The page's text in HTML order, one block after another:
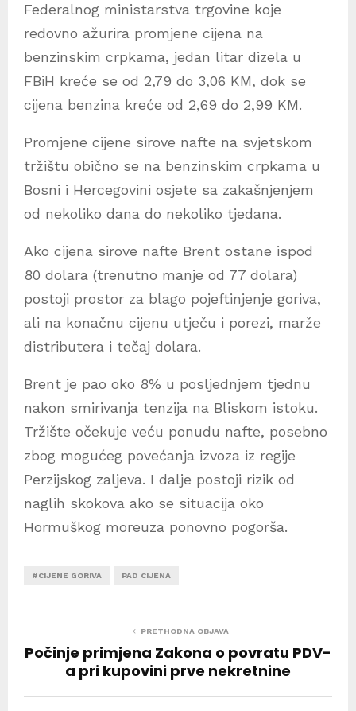
Federalnog ministarstva trgovine koje
redovno ažurira promjene cijena na
benzinskim crpkama, jedan litar dizela u
FBiH kreće se od 2,79 do 3,06 KM, dok se
cijena benzina kreće od 2,69 do 2,99 KM.
Promjene cijene sirove nafte na svjetskom
tržištu obično se na benzinskim crpkama u
Bosni i Hercegovini osjete sa zakašnjenjem
od nekoliko dana do nekoliko tjedana.
Ako cijena sirove nafte Brent ostane ispod
80 dolara (trenutno manje od 77 dolara)
postoji prostor za blago pojeftinjenje goriva,
ali na konačnu cijenu utječu i porezi, marže
distributera i tečaj dolara.
Brent je pao oko 8% u posljednjem tjednu
nakon smirivanja tenzija na Bliskom istoku.
Tržište očekuje veću ponudu nafte, posebno
zbog mogućeg povećanja izvoza iz regije
Perzijskog zaljeva. I dalje postoji rizik od
naglih skokova ako se situacija oko
Hormuškog moreuza ponovno pogorša.
#CIJENE GORIVA PAD CIJENA
PRETHODNA OBJAVA
Počinje primjena Zakona o povratu PDV-
a pri kupovini prve nekretnine